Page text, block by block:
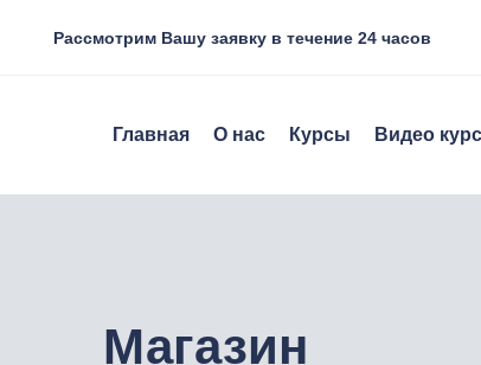
Рассмотрим Вашу заявку в течение 24 часов
Главная О нас Курсы Видео
Магазин